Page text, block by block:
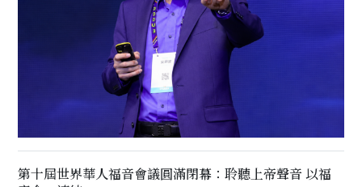
第十屆世界華人福音會議圓滿閉幕：聆聽上帝聲音 以福